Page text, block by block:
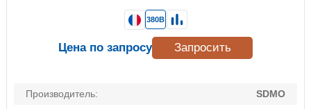
Производитель:
SDMO
380В
Цена по запросу Запросить